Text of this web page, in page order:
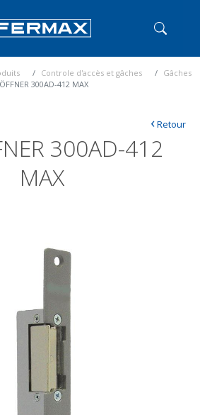
Controle d'accès et gâches
Gâches
300AD-412 MAX
300AD-412
MAX
‹Retour